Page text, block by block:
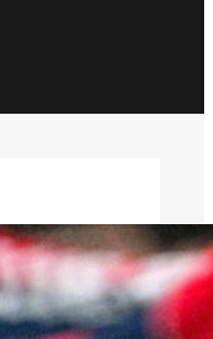
l’attacco: la
tra Bologna e